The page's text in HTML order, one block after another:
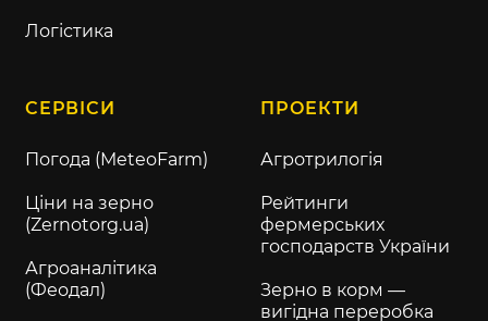
Логістика
СЕРВІСИ
Погода (MeteoFarm)
Ціни на зерно
(Zernotorg.ua)
Агроаналітика
(Феодал)
ПРОЕКТИ
Агротрилогія
Рейтинги
фермерських
господарств України
Зерно в корм —
вигідна переробка